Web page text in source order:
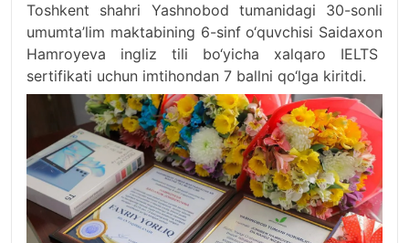
Toshkent shahri Yashnobod tumanidagi 30-sonli
umumta’lim maktabining 6-sinf o‘quvchisi Saidaxon
Hamroyeva ingliz tili bo‘yicha xalqaro IELTS
sertifikati uchun imtihondan 7 ballni qo‘lga kiritdi.